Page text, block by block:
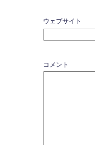
ウェブサイト
コメント